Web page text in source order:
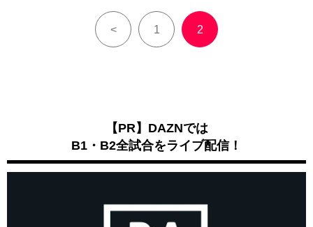
< 1 2
【PR】DAZNでは
B1・B2全試合をライブ配信！